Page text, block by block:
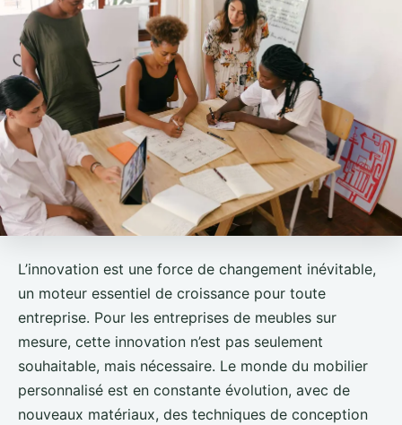
L’innovation est une force de changement inévitable,
un moteur essentiel de croissance pour toute
entreprise. Pour les entreprises de meubles sur
mesure, cette innovation n’est pas seulement
souhaitable, mais nécessaire. Le monde du mobilier
personnalisé est en constante évolution, avec de
nouveaux matériaux, des techniques de conception